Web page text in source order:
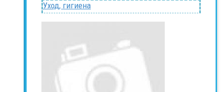
Уход, гигиена